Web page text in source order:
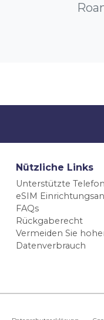
Nützliche Links
Unterstützte
eSIM
FAQs
Rückgaberecht
Vermeiden Sie
Datenverbrauch